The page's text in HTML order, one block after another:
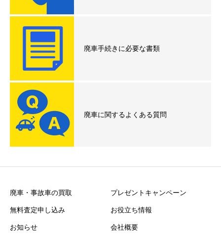
廃車手続きに必要な書類
廃車に関するよくある質問
廃車・事故車の買取
プレゼントキャンペーン
無料査定申し込み
お役立ち情報
お知らせ
会社概要